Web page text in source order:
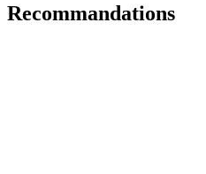
Recommandations